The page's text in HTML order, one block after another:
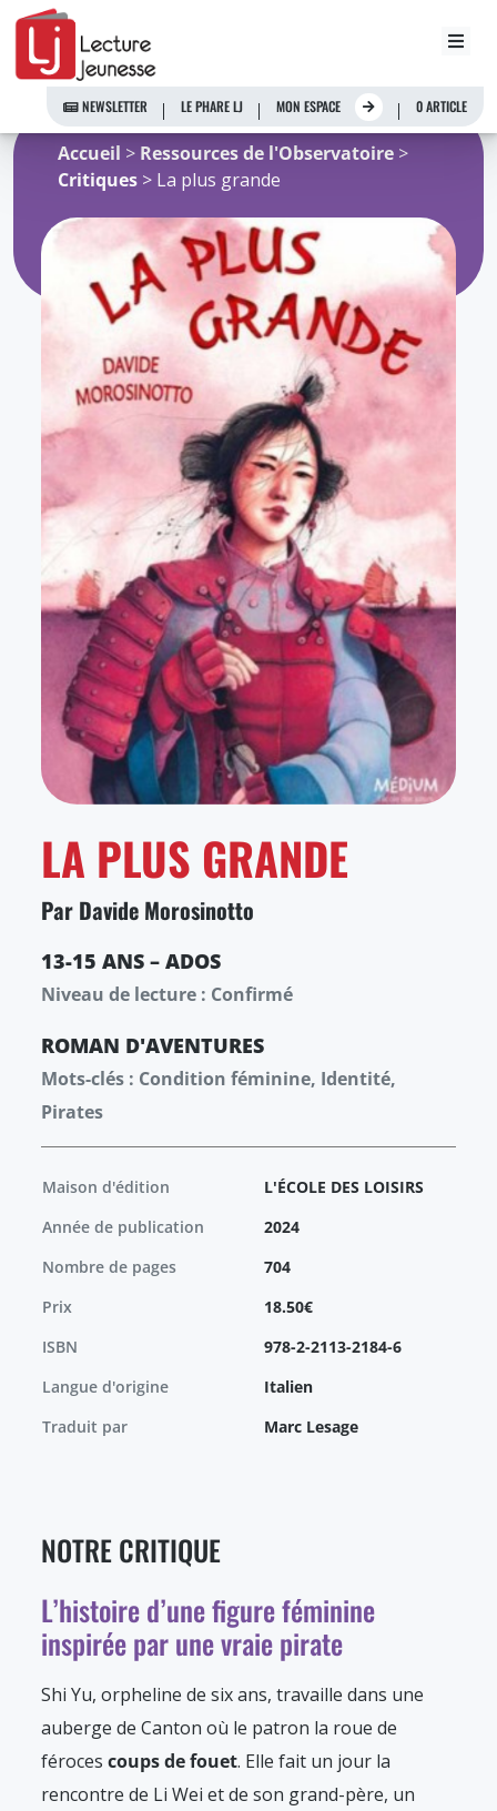
Aller
contenu
NEWSLETTER LE PHARE LJ MON ESPACE 0 ARTICLE
Accueil > Ressources de l'Observatoire >
Critiques > La plus grande
LA PLUS GRANDE
Par Davide Morosinotto
13-15 ANS – ADOS
Niveau de lecture : Confirmé
ROMAN D'AVENTURES
Mots-clés : Condition féminine, Identité,
Pirates
Maison d'édition
L'ÉCOLE DES LOISIRS
Année de publication
2024
Nombre de pages
704
Prix
18.50€
ISBN
978-2-2113-2184-6
Langue d'origine
Italien
Traduit par
Marc Lesage
NOTRE CRITIQUE
L’histoire d’une figure féminine
inspirée par une vraie pirate
Shi Yu, orpheline de six ans, travaille dans une
auberge de Canton où le patron la roue de
féroces coups de fouet. Elle fait un jour la
rencontre de Li Wei et de son grand-père, un